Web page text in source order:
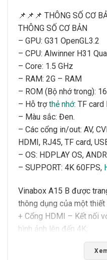
📌📌📌 THÔNG SỐ CƠ
THÔNG SỐ CƠ BẢN
– GPU: G31 OpenGL3.2
– CPU: Alwinner H31
– Core: 1.5 GHz
– RAM: 2G – RAM
– ROM (Bộ nhớ trong):
– Hỗ trợthẻ nhớ: TF card
– Màu sắc: Đen.
– Các cổng in/out: AV,
HDMI, RJ45, TF card,
– OS: HDPLAY OS,
– SUPPORT: 4K 60FPS,
Vinabox A15 B được
thông dụng của một
+ Cổng HDMI – Kết nối
hình ảnh lên đến 4K;
+ Cổng Lan RJ45 – Cho
mạng Lan để kết nối